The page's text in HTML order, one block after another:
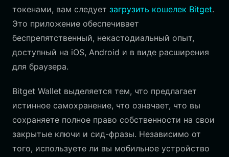
токенами, вам следует загрузить кошелек Bitget.
Это приложение обеспечивает
беспрепятственный, некастодиальный опыт,
доступный на iOS, Android и в виде расширения
для браузера.
Bitget Wallet выделяется тем, что предлагает
истинное самохранение, что означает, что вы
сохраняете полное право собственности на свои
закрытые ключи и сид-фразы. Независимо от
того, используете ли вы мобильное устройство